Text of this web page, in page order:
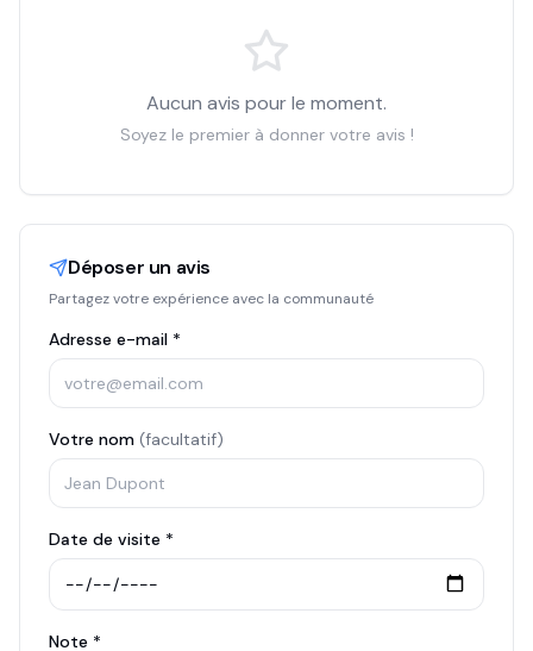
Aucun avis pour le moment.
Soyez le premier à donner votre avis !
Déposer un avis
Partagez votre expérience avec la communauté
Adresse e-mail *
Votre nom (facultatif)
Date de visite *
Note *